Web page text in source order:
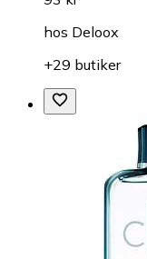
hos Deloox
+29 butiker